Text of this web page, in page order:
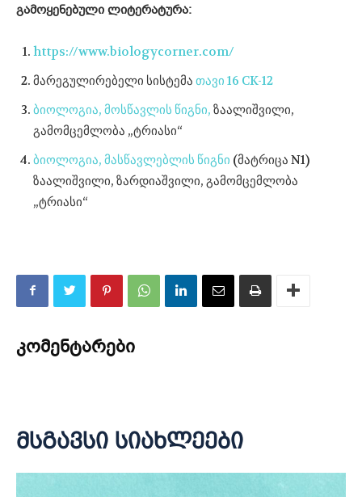
გამოყენებული ლიტერატურა:
https://www.biologycorner.com/
მარეგულირებელი სისტემა თავი 16 CK-12
ბიოლოგია, მოსწავლის წიგნი, ზაალიშვილი,
გამომცემლობა „ტრიასი“
ბიოლოგია, მასწავლებლის წიგნი (მატრიცა N1)
ზაალიშვილი, ზარდიაშვილი, გამომცემლობა
„ტრიასი“
კომენტარები
მსგავსი სიახლეები